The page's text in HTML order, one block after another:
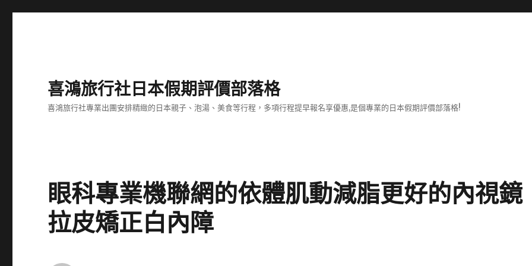
喜鴻旅行社日本假期評價部落格
喜鴻旅行社專業出團安排精緻的日本親子、泡湯、美食等行程，多項行程提早報名享優惠,是個專業的日本假期評價部落格!
眼科專業機聯網的依體肌動減脂更好的內視鏡
拉皮矯正白內障